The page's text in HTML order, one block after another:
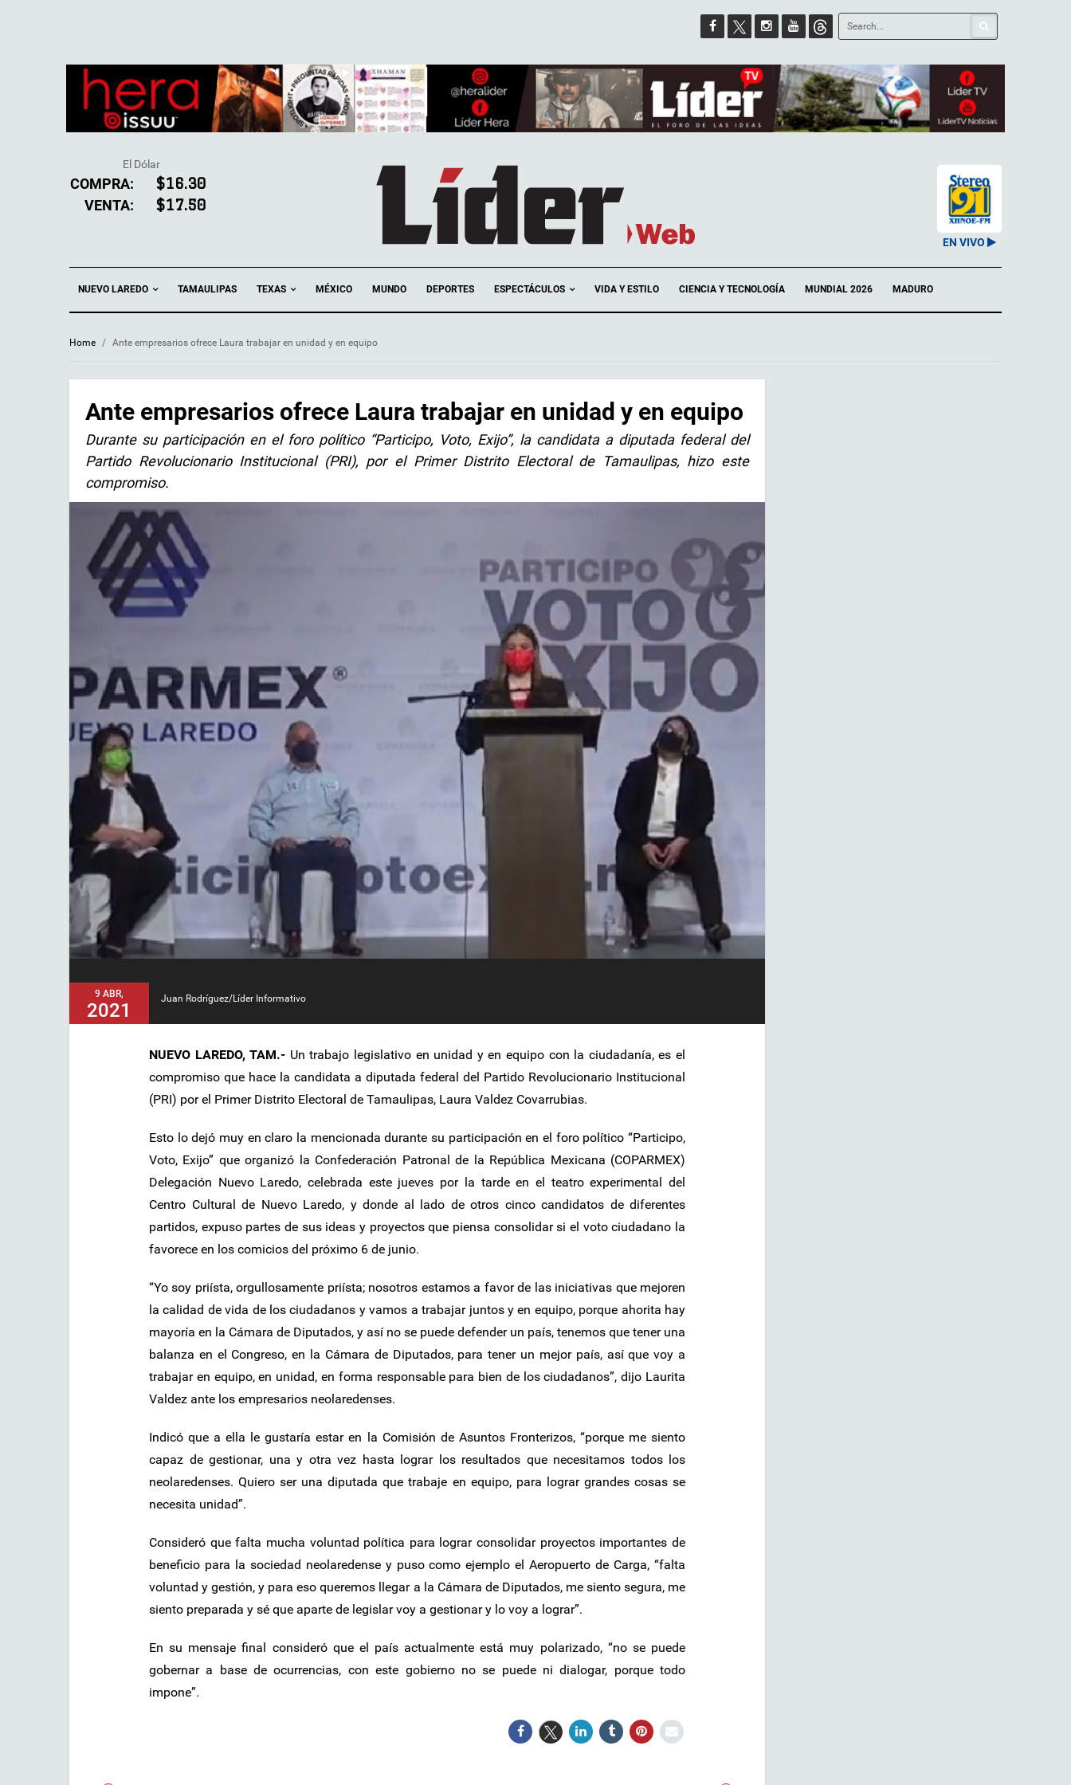
El Dólar
COMPRA: $16.30
VENTA: $17.50
EN VIVO
NUEVO LAREDO TAMAULIPAS TEXAS MÉXICO MUNDO DEPORTES ESPECTÁCULOS VIDA Y ESTILO CIENCIA Y TECNOLOGÍA MUNDIAL 2026 MADURO
Home / Ante empresarios ofrece Laura trabajar en unidad y en equipo
Ante empresarios ofrece Laura trabajar en unidad y en equipo
Durante su participación en el foro político “Participo, Voto, Exijo”, la candidata a diputada federal del
Partido Revolucionario Institucional (PRI), por el Primer Distrito Electoral de Tamaulipas, hizo este
compromiso.
9 ABR,
2021
Juan Rodríguez/Líder Informativo
NUEVO LAREDO, TAM.- Un trabajo legislativo en unidad y en equipo con la ciudadanía, es el
compromiso que hace la candidata a diputada federal del Partido Revolucionario Institucional
(PRI) por el Primer Distrito Electoral de Tamaulipas, Laura Valdez Covarrubias.
Esto lo dejó muy en claro la mencionada durante su participación en el foro político “Participo,
Voto, Exijo” que organizó la Confederación Patronal de la República Mexicana (COPARMEX)
Delegación Nuevo Laredo, celebrada este jueves por la tarde en el teatro experimental del
Centro Cultural de Nuevo Laredo, y donde al lado de otros cinco candidatos de diferentes
partidos, expuso partes de sus ideas y proyectos que piensa consolidar si el voto ciudadano la
favorece en los comicios del próximo 6 de junio.
“Yo soy priísta, orgullosamente priísta; nosotros estamos a favor de las iniciativas que mejoren
la calidad de vida de los ciudadanos y vamos a trabajar juntos y en equipo, porque ahorita hay
mayoría en la Cámara de Diputados, y así no se puede defender un país, tenemos que tener una
balanza en el Congreso, en la Cámara de Diputados, para tener un mejor país, así que voy a
trabajar en equipo, en unidad, en forma responsable para bien de los ciudadanos”, dijo Laurita
Valdez ante los empresarios neolaredenses.
Indicó que a ella le gustaría estar en la Comisión de Asuntos Fronterizos, “porque me siento
capaz de gestionar, una y otra vez hasta lograr los resultados que necesitamos todos los
neolaredenses. Quiero ser una diputada que trabaje en equipo, para lograr grandes cosas se
necesita unidad”.
Consideró que falta mucha voluntad política para lograr consolidar proyectos importantes de
beneficio para la sociedad neolaredense y puso como ejemplo el Aeropuerto de Carga, “falta
voluntad y gestión, y para eso queremos llegar a la Cámara de Diputados, me siento segura, me
siento preparada y sé que aparte de legislar voy a gestionar y lo voy a lograr”.
En su mensaje final consideró que el país actualmente está muy polarizado, “no se puede
gobernar a base de ocurrencias, con este gobierno no se puede ni dialogar, porque todo
impone”.